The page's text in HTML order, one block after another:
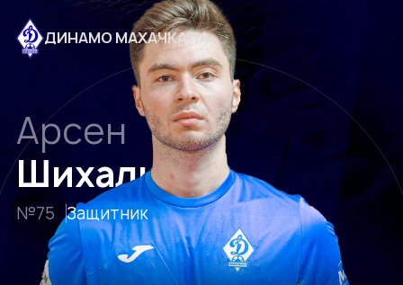
ДИНАМО МАХАЧКАЛА
Арсен
Шихалиев
№75 Защитник